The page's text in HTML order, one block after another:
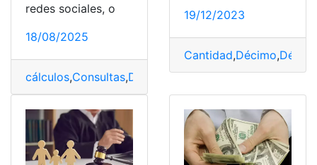
redes sociales, o
18/08/2025
cálculos,Consultas,Décimo tercer sueldo,Decimos,
19/12/2023
Cantidad,Décimo,